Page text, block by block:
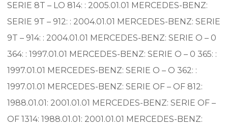
SERIE 8T – LO 814: : 2005.01.01 MERCEDES-BENZ:
SERIE 9T – 912: : 2004.01.01 MERCEDES-BENZ: SERIE
9T – 914: : 2004.01.01 MERCEDES-BENZ: SERIE O – 0
364: : 1997.01.01 MERCEDES-BENZ: SERIE O – 0 365: :
1997.01.01 MERCEDES-BENZ: SERIE O – O 362: :
1997.01.01 MERCEDES-BENZ: SERIE OF – OF 812:
1988.01.01: 2001.01.01 MERCEDES-BENZ: SERIE OF –
OF 1314: 1988.01.01: 2001.01.01 MERCEDES-BENZ: